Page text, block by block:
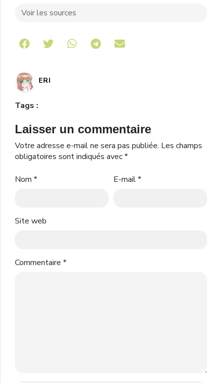
Voir les sources
Share on Telegram
ERI
Tags :
Laisser un commentaire
Votre adresse e-mail ne sera pas publiée. Les champs
obligatoires sont indiqués avec*
Nom * E-mail*
Site web
Commentaire *